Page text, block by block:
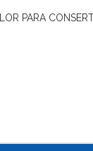
PARA